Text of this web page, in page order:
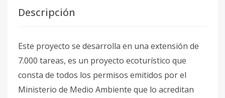
Descripción
Este proyecto se desarrolla en una extensión de
7.000 tareas, es un proyecto ecoturístico que
consta de todos los permisos emitidos por el
Ministerio de Medio Ambiente que lo acreditan